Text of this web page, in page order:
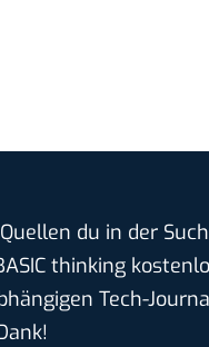
du in der
thinking
Tech-